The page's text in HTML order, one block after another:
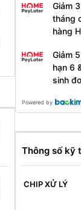
Giảm
tháng
hàng
Giảm
hạn 6
sinh
Powered by
CHIP XỬ LÝ